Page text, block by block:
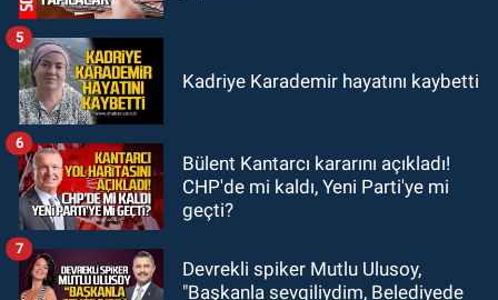
Kadriye Karademir hayatını kaybetti
5
Bülent Kantarcı kararını açıkladı!
CHP'de mi kaldı, Yeni Parti'ye mi
geçti?
6
Devrekli spiker Mutlu Ulusoy,
"Başkanla sevgiliydim, Belediyede
7